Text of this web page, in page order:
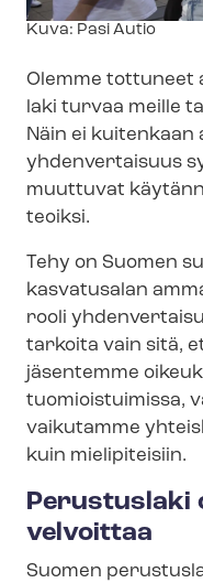
Kuvateksti
Kuva: Pasi Autio
Olemme tottuneet
laki turvaa meille
Näin ei kuitenkaan
yhdenvertaisuus
muuttuvat
teoiksi.
Tehy on Suomen
kasvatusalan
rooli
tarkoita vain sitä,
jäsentemme
tuomioistuimissa,
vaikutamme
kuin mielipiteisiin.
Perustuslaki
velvoittaa
Suomen